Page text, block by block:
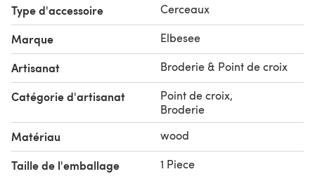
Type d'accessoire Cerceaux
Marque Elbesee
Artisanat Broderie & Point de croix
Catégorie d'artisanat Point de croix,
Broderie
Matériau wood
Taille de l'emballage 1 Piece